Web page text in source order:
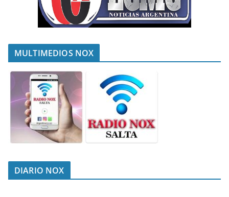
MULTIMEDIOS NOX
DIARIO NOX